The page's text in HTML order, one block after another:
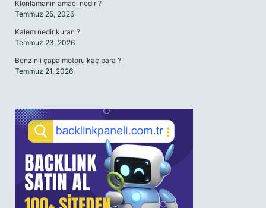
Klonlamanın amacı nedir ?
Temmuz 25, 2026
Kalem nedir kuran ?
Temmuz 23, 2026
Benzinli çapa motoru kaç para ?
Temmuz 21, 2026